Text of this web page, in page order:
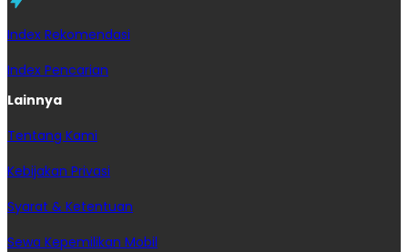
Index Rekomendasi
Index Pencarian
Lainnya
Tentang Kami
Kebijakan Privasi
Syarat & Ketentuan
Sewa Kepemilikan Mobil